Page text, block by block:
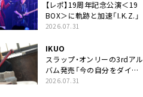
【レポ】19周年記念公演＜19
BOX＞に軌跡と加速「I.K.Z.」
2026.07.31
IKUO
スラップ・オンリーの3rdアル
バム発売「今の自分をダイレ
クトに」
2026.07.31